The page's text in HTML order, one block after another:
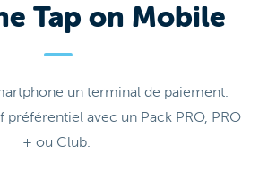
Tap on Mobile
un terminal de paiement.
préférentiel avec un Pack PRO, PRO
+ ou Club.